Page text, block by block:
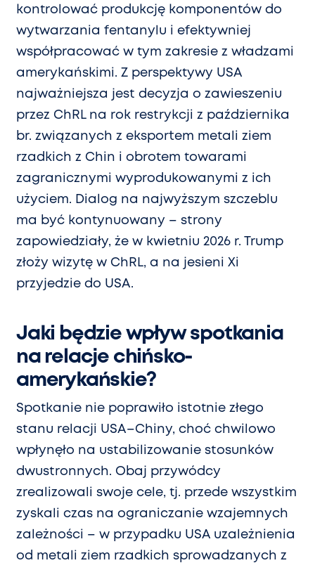
kontrolować produkcję komponentów do
wytwarzania fentanylu i efektywniej
współpracować w tym zakresie z władzami
amerykańskimi. Z perspektywy USA
najważniejsza jest decyzja o zawieszeniu
przez ChRL na rok restrykcji z października
br. związanych z eksportem metali ziem
rzadkich z Chin i obrotem towarami
zagranicznymi wyprodukowanymi z ich
użyciem. Dialog na najwyższym szczeblu
ma być kontynuowany – strony
zapowiedziały, że w kwietniu 2026 r. Trump
złoży wizytę w ChRL, a na jesieni Xi
przyjedzie do USA.
Jaki będzie wpływ spotkania
na relacje chińsko-
amerykańskie?
Spotkanie nie poprawiło istotnie złego
stanu relacji USA–Chiny, choć chwilowo
wpłynęło na ustabilizowanie stosunków
dwustronnych. Obaj przywódcy
zrealizowali swoje cele, tj. przede wszystkim
zyskali czas na ograniczanie wzajemnych
zależności – w przypadku USA uzależnienia
od metali ziem rzadkich sprowadzanych z